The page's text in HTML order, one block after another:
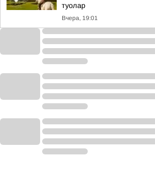
туолар
Вчера, 19:01